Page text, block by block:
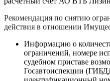
Рекомендация по снятию
действия в отношении
Информацию о
ограничений, номере
судебном приставе
Госавтоиспекции